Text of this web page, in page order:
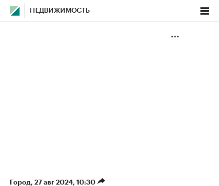
НЕДВИЖИМОСТЬ
Город⁠, 27 авг 2024, 10:30